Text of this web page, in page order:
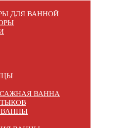
ДЛЯ ВАННОЙ
ВАННА
ВАННЫ